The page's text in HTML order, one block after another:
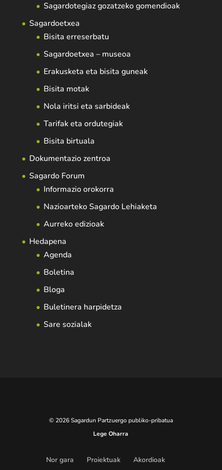
Sagardotegiaz gozatzeko gomendioak
Sagardoetxea
Bisita erreserbatu
Sagardoetxea – museoa
Erakusketa eta bisita guneak
Bisita motak
Nola iritsi eta sarbideak
Tarifak eta ordutegiak
Bisita birtuala
Dokumentazio zentroa
Sagardo Forum
Informazio orokorra
Nazioarteko Sagardo Lehiaketa
Aurreko edizioak
Hedapena
Agenda
Boletina
Bloga
Buletinera harpidetza
Sare sozialak
© 2026 Sagardun Partzuergo publiko-pribatua
Lege Oharra
Nor gara Proiektuak
Akordioak